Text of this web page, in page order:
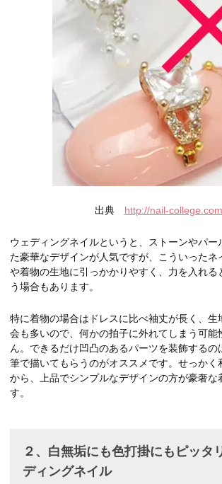
出典 http://nail-college.com
ウェディングネイルというと、ストーンやパー
た豪華なデザインが人気ですが、こういったネ
や着物の生地に引っかかりやすく、力を入れる
う場合もあります。
特に着物の場合はドレスに比べ袖丈が長く、生
会も多いので、何かの拍子に外れてしまう可能
ん。できるだけ凹凸のあるパーツを装飾するの
筆で描いてもらうのがオススメです。せっかく
から、上品でシンプルなデザインの方が豪奢な
す。
２、白無垢にも色打掛にもピッタ
ディングネイル